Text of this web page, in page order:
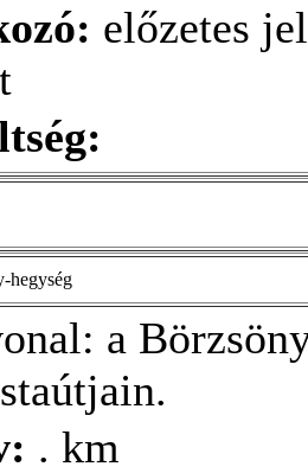
előzetes
hegység
a
. km